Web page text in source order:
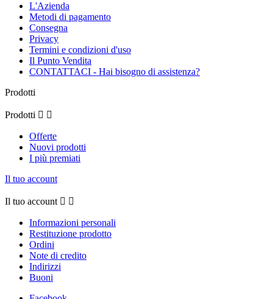
L'Azienda
Metodi di pagamento
Consegna
Privacy
Termini e condizioni d'uso
Il Punto Vendita
CONTATTACI - Hai bisogno di assistenza?
Prodotti
Prodotti  
Offerte
Nuovi prodotti
I più premiati
Il tuo account
Il tuo account  
Informazioni personali
Restituzione prodotto
Ordini
Note di credito
Indirizzi
Buoni